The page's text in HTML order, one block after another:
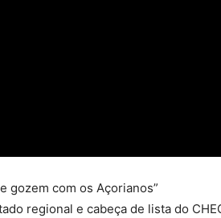
gozem com os Açorianos”
regional e cabeça de lista do